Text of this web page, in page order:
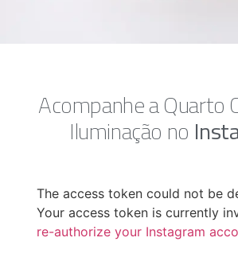
Acompanhe a Quarto
Iluminação no
The access token could not be
Your access token is currently
re-authorize your Instagram